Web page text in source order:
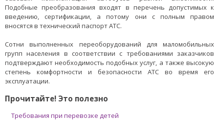
Подобные преобразования входят в перечень допустимых к
введению, сертификации, а потому они с полным правом
вносятся в технический паспорт АТС.
Сотни выполненных переоборудований для маломобильных
групп населения в соответствии с требованиями заказчиков
подтверждают необходимость подобных услуг, а также высокую
степень комфортности и безопасности АТС во время его
эксплуатации.
Прочитайте! Это полезно
Требования при перевозке детей